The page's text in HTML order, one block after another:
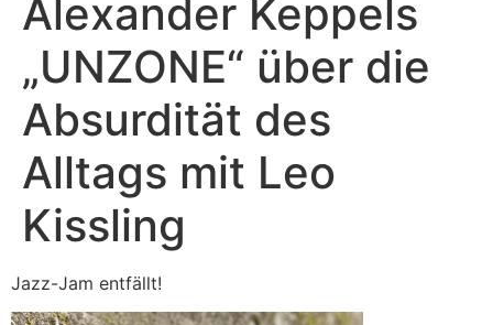
Alexander Keppels
„UNZONE“ über die
Absurdität des
Alltags mit Leo
Kissling
Jazz-Jam entfällt!